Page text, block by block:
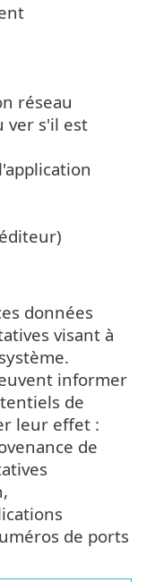
réseau
ver s'il est
données
visant à
informer
de
leur effet :
de
de ports